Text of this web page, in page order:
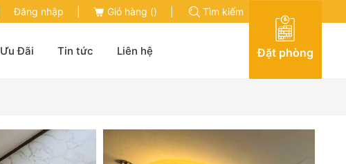
Đăng nhập Giỏ hàng () Tìm kiếm
Đặt phòng
Ưu Đãi Tin tức Liên hệ